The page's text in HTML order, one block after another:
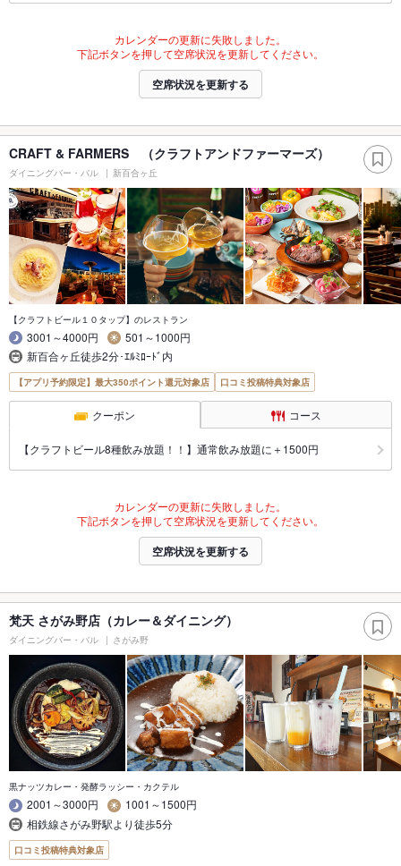
カレンダーの更新に失敗しました。
下記ボタンを押して空席状況を更新してください。
空席状況を更新する
CRAFT & FARMERS （クラフトアンドファーマーズ）
ダイニングバー・バル 新百合ヶ丘
【クラフトビール１０タップ】のレストラン
3001～4000円
501～1000円
新百合ヶ丘徒歩2分･ｴﾙﾐﾛｰﾄﾞ内
【アプリ予約限定】最大350ポイント還元対象店 口コミ投稿特典対象店
クーポン コース
【クラフトビール8種飲み放題！！】通常飲み放題に＋1500円
カレンダーの更新に失敗しました。
下記ボタンを押して空席状況を更新してください。
空席状況を更新する
梵天 さがみ野店（カレー＆ダイニング）
ダイニングバー・バル さがみ野
黒ナッツカレー・発酵ラッシー・カクテル
2001～3000円
1001～1500円
相鉄線さがみ野駅より徒歩5分
口コミ投稿特典対象店